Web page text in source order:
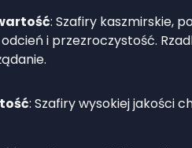
: Szafiry kaszmirskie,
i przezroczystość.
: Szafiry wysokiej jakości